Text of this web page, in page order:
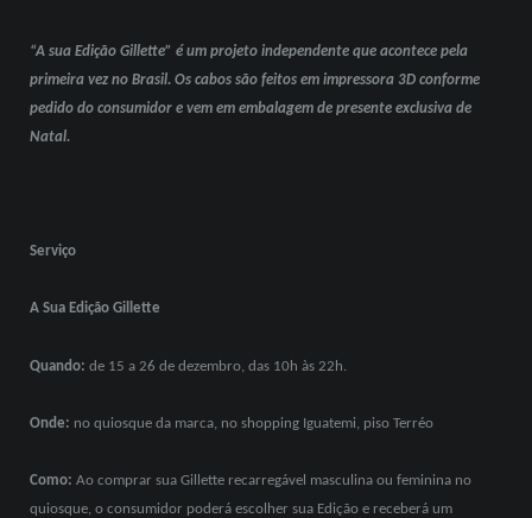
“A sua Edição Gillette” é um projeto independente que acontece pela
primeira vez no Brasil. Os cabos são feitos em impressora 3D conforme
pedido do consumidor e vem em embalagem de presente exclusiva de
Natal.
Serviço
A Sua Edição Gillette
Quando: de 15 a 26 de dezembro, das 10h às 22h.
Onde: no quiosque da marca, no shopping Iguatemi, piso Terréo
Como: Ao comprar sua Gillette recarregável masculina ou feminina no
quiosque, o consumidor poderá escolher sua Edição e receberá um